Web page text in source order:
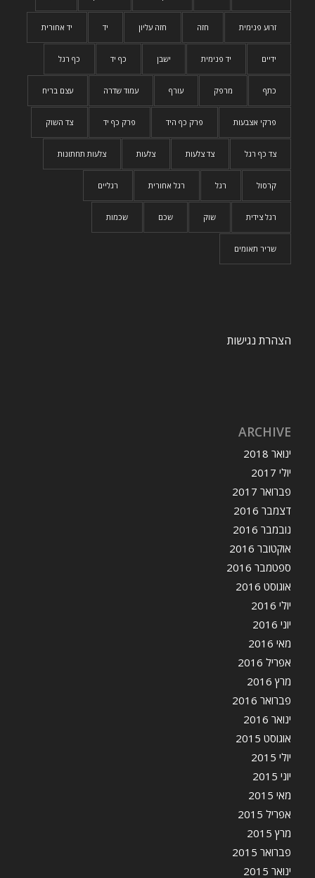
זרוע פנימית חזה חזה עליון יד יד אחורית
ידיים יד פנימית ישבן כף יד כף רגל
כתף מרפק עורף עמוד שדרה עצם בריח
פרקי אצבעות פרק כף היד פרק כף יד צד השוק
צד כף רגל צד צלעות צלעות צלעות תחתונות
קרסול רגל רגל אחורית רגליים
רגל צידית שוק שכם שכמות
שריר תאומים
הצהרת נגישות
ARCHIVE
ינואר 2018
יולי 2017
פברואר 2017
דצמבר 2016
נובמבר 2016
אוקטובר 2016
ספטמבר 2016
אוגוסט 2016
יולי 2016
יוני 2016
מאי 2016
אפריל 2016
מרץ 2016
פברואר 2016
ינואר 2016
אוגוסט 2015
יולי 2015
יוני 2015
מאי 2015
אפריל 2015
מרץ 2015
פברואר 2015
ינואר 2015